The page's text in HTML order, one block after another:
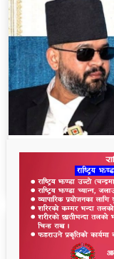
बालुवाटारमा
४५ मिनेट कुराकानी